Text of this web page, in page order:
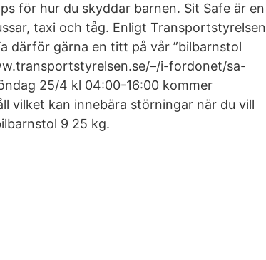
för hur du skyddar barnen. Sit Safe är en
taxi och tåg. Enligt Transportstyrelsen
därför gärna en titt på vår ”bilbarnstol
–/i-fordonet/sa-
25/4 kl 04:00-16:00 kommer
vilket kan innebära störningar när du vill
9 25 kg.